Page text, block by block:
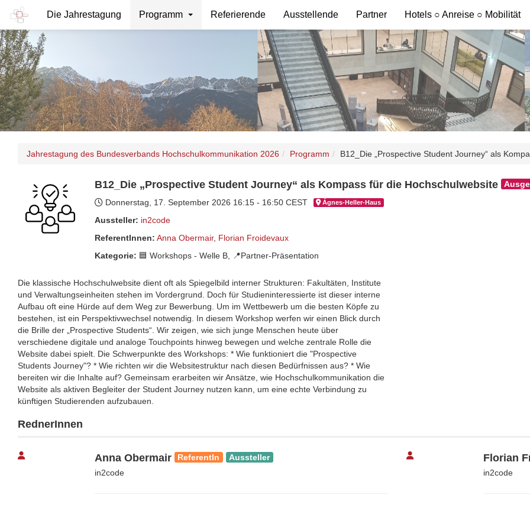
Die Jahrestagung Programm Referierende Ausstellende Partner Hotels ○ Anreise ○ Mobilität
Jahrestagung des Bundesverbands Hochschulkommunikation 2026 Programm B12_Die „Prospective Student Journey“ als
B12_Die „Prospective Student Journey“ als Kompass für die Hochschulwebsite
Donnerstag, 17. September 2026 16:15 - 16:50 CEST Ágnes-Hel­ler-Haus
Aussteller: in2code
ReferentInnen: Anna Obermair, Florian Froidevaux
Kategorie: 🟦 Workshops - Welle B, 📍Partner-Präsentation
Die klassische Hochschulwebsite dient oft als Spiegelbild interner Strukturen: Fakultäten, Institute
und Verwaltungseinheiten stehen im Vordergrund. Doch für Studieninteressierte ist dieser interne
Aufbau oft eine Hürde auf dem Weg zur Bewerbung. Um im Wettbewerb um die besten Köpfe zu
bestehen, ist ein Perspektivwechsel notwendig. In diesem Workshop werfen wir einen Blick durch
die Brille der „Prospective Students“. Wir zeigen, wie sich junge Menschen heute über
verschiedene digitale und analoge Touchpoints hinweg bewegen und welche zentrale Rolle die
Website dabei spielt. Die Schwerpunkte des Workshops: * Wie funktioniert die "Prospective
Students Journey"? * Wie richten wir die Websitestruktur nach diesen Bedürfnissen aus? * Wie
bereiten wir die Inhalte auf? Gemeinsam erarbeiten wir Ansätze, wie Hochschulkommunikation die
Website als aktiven Begleiter der Student Journey nutzen kann, um eine echte Verbindung zu
künftigen Studierenden aufzubauen.
RednerInnen
Anna Obermair ReferentIn Aussteller
in2code
Florian
in2code